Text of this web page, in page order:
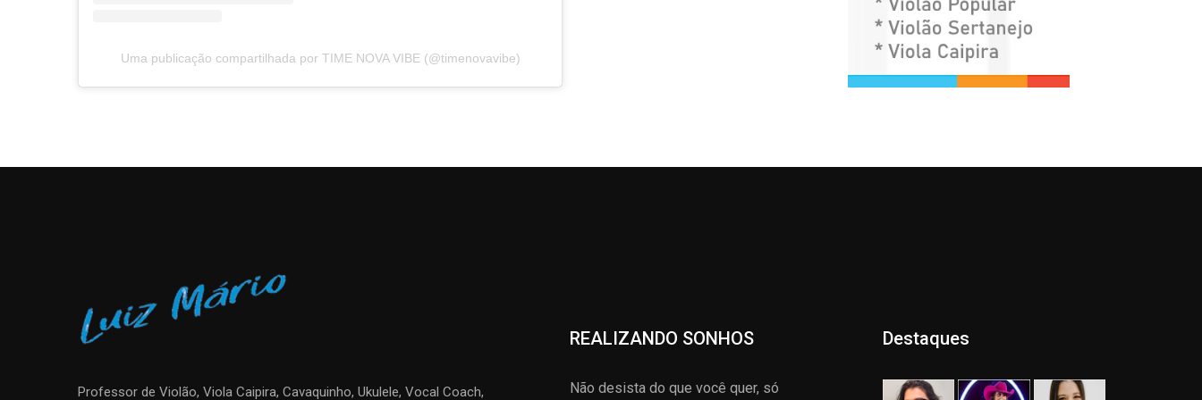
Uma publicação compartilhada por TIME NOVA VIBE (@timenovavibe)
Professor de Violão, Viola Caipira, Cavaquinho, Ukulele, Vocal Coach,
REALIZANDO SONHOS
Não desista do que você quer, só
Destaques